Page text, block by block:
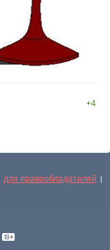
+4
для правообладателей |